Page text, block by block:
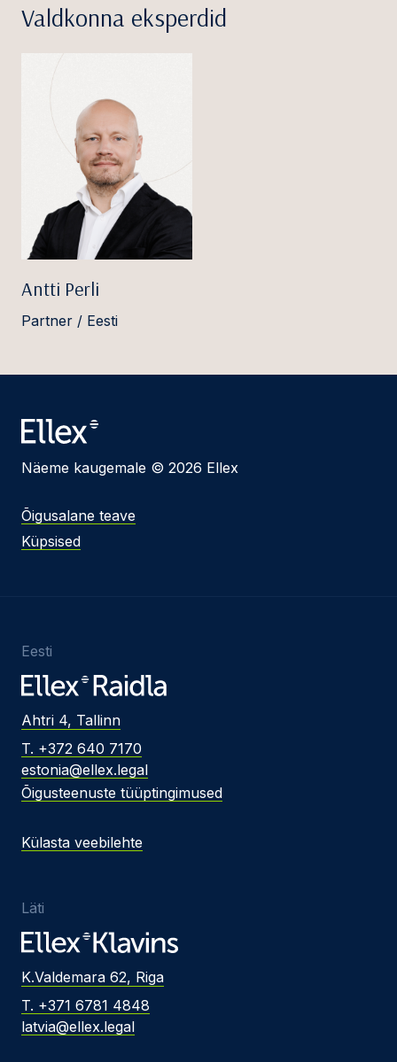
Valdkonna eksperdid
Antti Perli
Partner / Eesti
Näeme kaugemale © 2026 Ellex
Õigusalane teave
Küpsised
Eesti
Ahtri 4, Tallinn
T. +372 640 7170
estonia@ellex.legal
Õigusteenuste tüüptingimused
Külasta veebilehte
Läti
K.Valdemara 62, Riga
T. +371 6781 4848
latvia@ellex.legal